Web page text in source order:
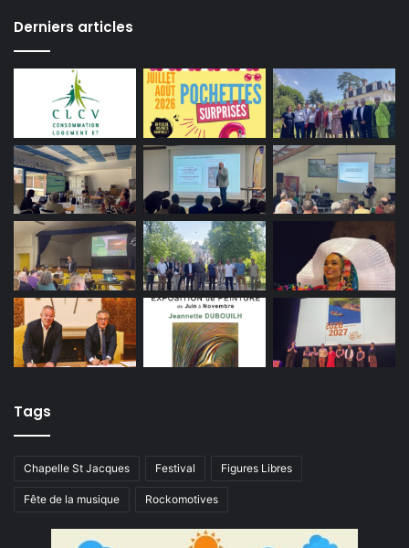
Derniers articles
Tags
Chapelle St Jacques Festival Figures Libres
Fête de la musique Rockomotives